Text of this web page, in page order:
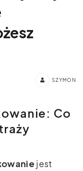
SZYMON
Co
jest